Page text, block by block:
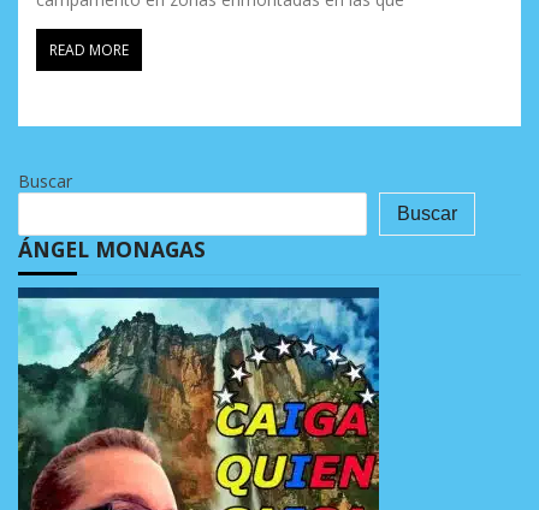
READ MORE
Buscar
Buscar
ÁNGEL MONAGAS